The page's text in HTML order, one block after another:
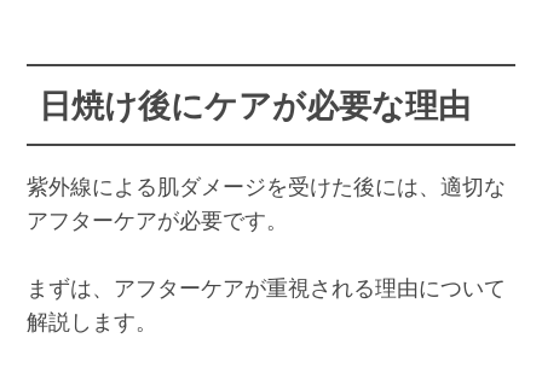
日焼け後にケアが必要な理由
紫外線による肌ダメージを受けた後には、適切な
アフターケアが必要です。
まずは、アフターケアが重視される理由について
解説します。